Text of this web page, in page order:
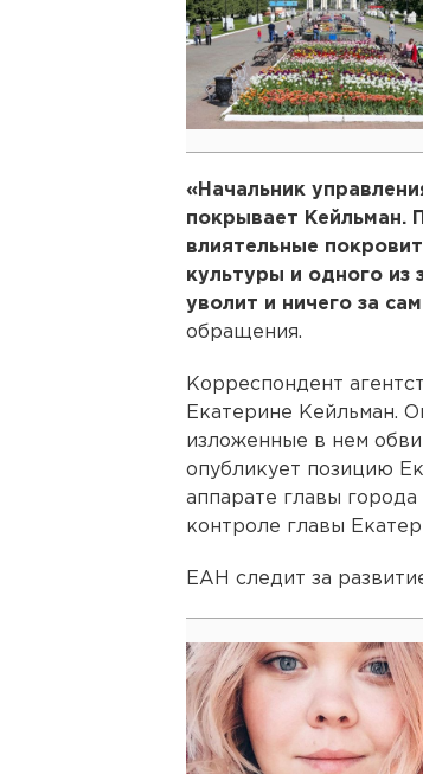
«Начальник
покрывает Кейльман.
влиятельные
культуры и одного из
уволит и ничего за
обращения.
Корреспондент
Екатерине Кейльман.
изложенные в нем
опубликует позицию
аппарате главы
контроле главы
ЕАН следит за